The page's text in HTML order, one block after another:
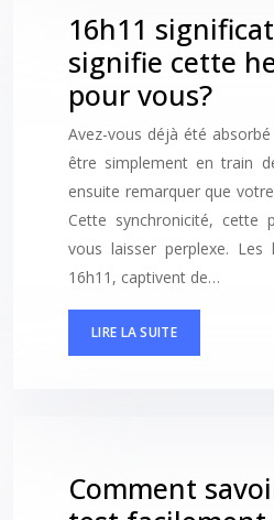
16h11
signifie cette
pour vous?
Avez-vous déjà été
être simplement en train
ensuite remarquer que
Cette synchronicité, cette
vous laisser perplexe.
16h11, captivent de…
LIRE LA SUITE
Comment